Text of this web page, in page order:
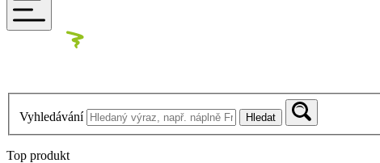
Vyhledávání Hledat
Top produkt